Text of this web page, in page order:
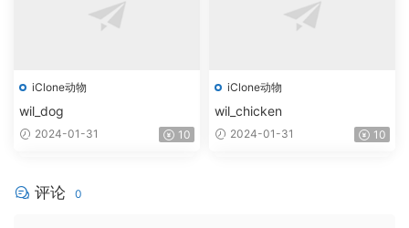
iClone动物
wil_dog
2024-01-31 10
iClone动物
wil_chicken
2024-01-31 10
评论 0